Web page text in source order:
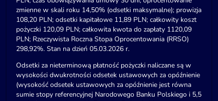
zmienne w skali roku 14,50% (odsetki maksymalne); prowizja
108,20 PLN; odsetki kapitałowe 11,89 PLN; całkowity koszt
pożyczki 120,09 PLN; całkowita kwota do zapłaty 1120,09
PLN; Rzeczywista Roczna Stopa Oprocentowania (RRSO)
298,92%. Stan na dzień 05.03.2026 r.
Odsetki za nieterminową płatność pożyczki naliczane są w
wysokości dwukrotności odsetek ustawowych za opóźnienie
(wysokość odsetek ustawowych za opóźnienie jest równa
sumie stopy referencyjnej Narodowego Banku Polskiego i 5,5